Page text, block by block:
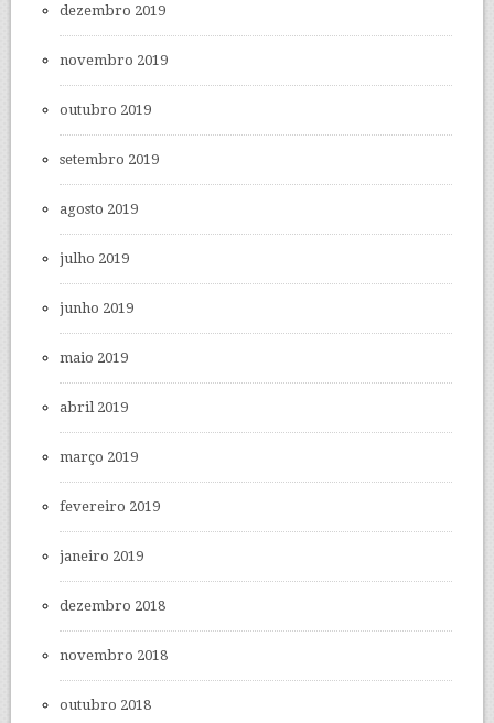
dezembro 2019
novembro 2019
outubro 2019
setembro 2019
agosto 2019
julho 2019
junho 2019
maio 2019
abril 2019
março 2019
fevereiro 2019
janeiro 2019
dezembro 2018
novembro 2018
outubro 2018